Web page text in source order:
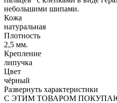
небольшими шипами.
Кожа
натуральная
Плотность
2,5 мм.
Крепление
липучка
Цвет
чёрный
Развернуть характеристики
С ЭТИМ ТОВАРОМ